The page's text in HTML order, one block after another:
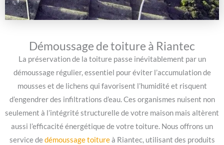
Démoussage de toiture à Riantec
La préservation de la toiture passe inévitablement par un
démoussage régulier, essentiel pour éviter l’accumulation de
mousses et de lichens qui favorisent l’humidité et risquent
d’engendrer des infiltrations d’eau. Ces organismes nuisent non
seulement à l’intégrité structurelle de votre maison mais altèrent
aussi l’efficacité énergétique de votre toiture. Nous offrons un
service dedémoussage toitureà Riantec, utilisant des produits